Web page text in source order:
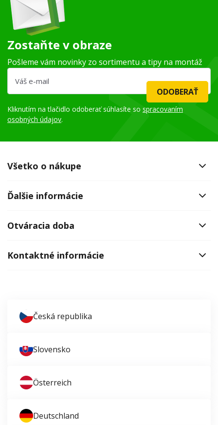
Zostaňte v obraze
Pošleme vám novinky zo sortimentu a tipy na montáž
ODOBERAŤ
Kliknutím na tlačidlo odoberať súhlasíte so spracovaním
osobných údajov.
Všetko o nákupe
Ďalšie informácie
Otváracia doba
Kontaktné informácie
Česká republika
Slovensko
Österreich
Deutschland